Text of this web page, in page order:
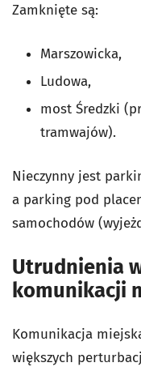
Zamknięte są:
Marszowicka,
Ludowa,
most Średzki
tramwajów).
Nieczynny jest
a parking pod
samochodów
Utrudnienia
komunikacji
Komunikacja
większych